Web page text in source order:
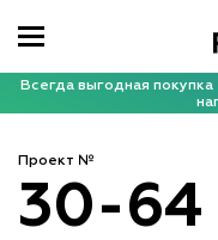
Всегда выгодная
Проект №
30-64